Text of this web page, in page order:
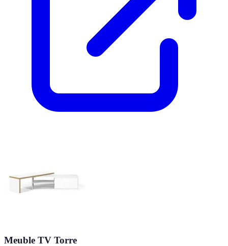
Meuble TV Torre